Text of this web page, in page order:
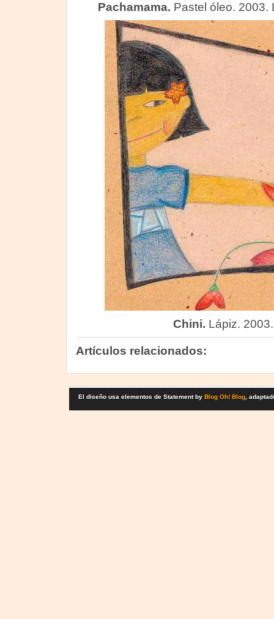
Pachamama. Pastel óleo. 2003.
Chini. Lápiz.
Artículos relacionados:
El diseño usa elementos de Statement by Blog Oh! Blog,